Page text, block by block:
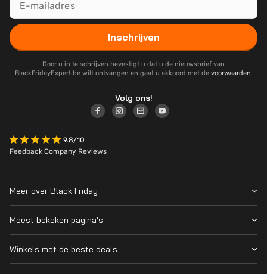
Inschrijven
Door u in te schrijven bevestigt u dat u de nieuwsbrief van
BlackFridayExpert.be wilt ontvangen en gaat u akkoord met de voorwaarden.
Volg ons!
9.8/10
Feedback Company Reviews
Meer over Black Friday
Contact
Blog
Meest bekeken pagina's
PS5
Winkels met de beste deals